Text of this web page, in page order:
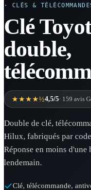
· CLÉS &
Clé
double,
★★★★½4,5/5· 159 avis
Double de clé,
Hilux, fabriqués par
Réponse en moins
lendemain.
Clé, télécommande,